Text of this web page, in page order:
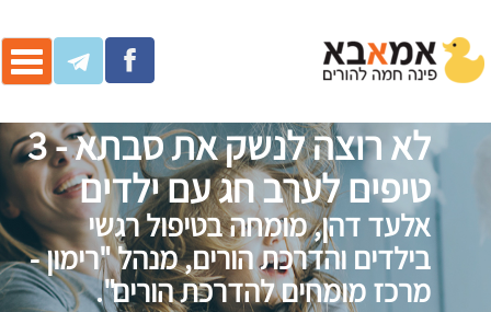
לא רוצה לנשק את סבתא - 3
טיפים לערב חג עם ילדים
אלעד דהן, מומחה בטיפול רגשי
בילדים והדרכת הורים, מנהל "רימון -
מרכז מומחים להדרכת הורים".